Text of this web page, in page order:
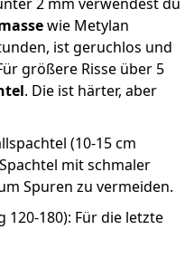
wie Metylan
ist geruchlos und
größere Risse über 5
. Die ist härter, aber
(10-15 cm
mit schmaler
Spuren zu vermeiden.
120-180): Für die letzte